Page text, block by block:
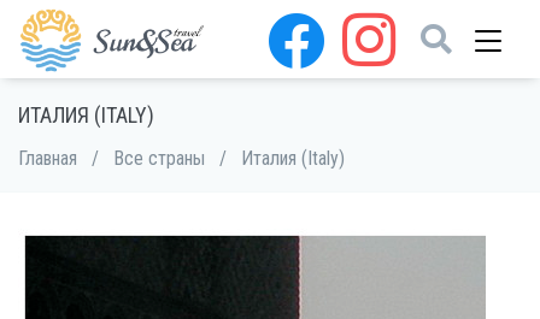
ИТАЛИЯ (ITALY)
Главная / Все страны / Италия (Italy)